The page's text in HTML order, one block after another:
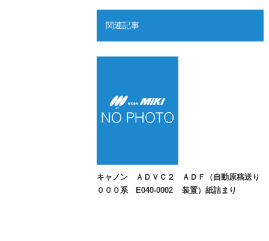
関連記事
キャノン ＡＤＶＣ２
０００系 E040-0002
ＡＤＦ（自動原稿送り
装置）紙詰まり